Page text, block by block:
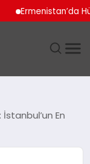
Ermenistan’da
En